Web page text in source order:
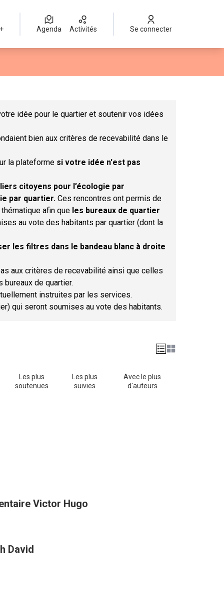
Agenda Activités Se connecter
idée pour le quartier et soutenir vos idées
bien aux critères de recevabilité dans le
la plateforme si votre idée n'est pas
citoyens pour l’écologie par
par quartier. Ces rencontres ont permis de
afin que les bureaux de quartier
au vote des habitants par quartier (dont la
les filtres dans le bandeau blanc à droite
aux critères de recevabilité ainsi que celles
de quartier.
instruites par les services.
qui seront soumises au vote des habitants.
Les plus
soutenues
Les plus
suivies
Avec le plus
d'auteurs
Victor Hugo
David